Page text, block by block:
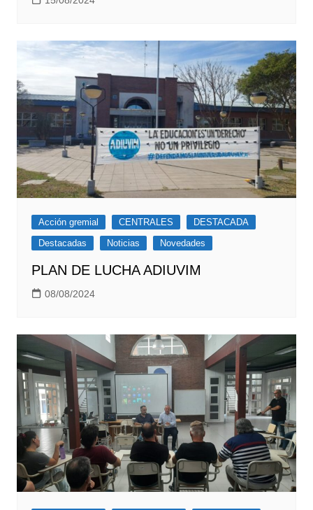
Acción gremial CENTRALES
DESTACADA
Destacadas
Noticias Novedades
PLAN DE LUCHA ADIUVIM
08/08/2024